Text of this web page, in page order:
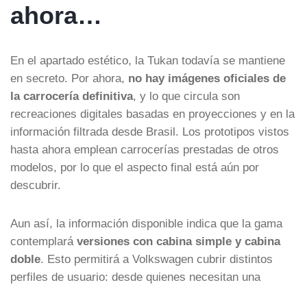
ahora…
En el apartado estético, la Tukan todavía se mantiene
en secreto. Por ahora, no hay imágenes oficiales de
la carrocería definitiva, y lo que circula son
recreaciones digitales basadas en proyecciones y en la
información filtrada desde Brasil. Los prototipos vistos
hasta ahora emplean carrocerías prestadas de otros
modelos, por lo que el aspecto final está aún por
descubrir.
Aun así, la información disponible indica que la gama
contemplará versiones con cabina simple y cabina
doble. Esto permitirá a Volkswagen cubrir distintos
perfiles de usuario: desde quienes necesitan una